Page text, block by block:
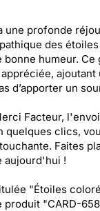
une profonde
des
humeur. Ce
ajoutant
d’apporter un
Facteur,
quelques clics,
Faites
aujourd'hui !
"Étoiles
"CARD-